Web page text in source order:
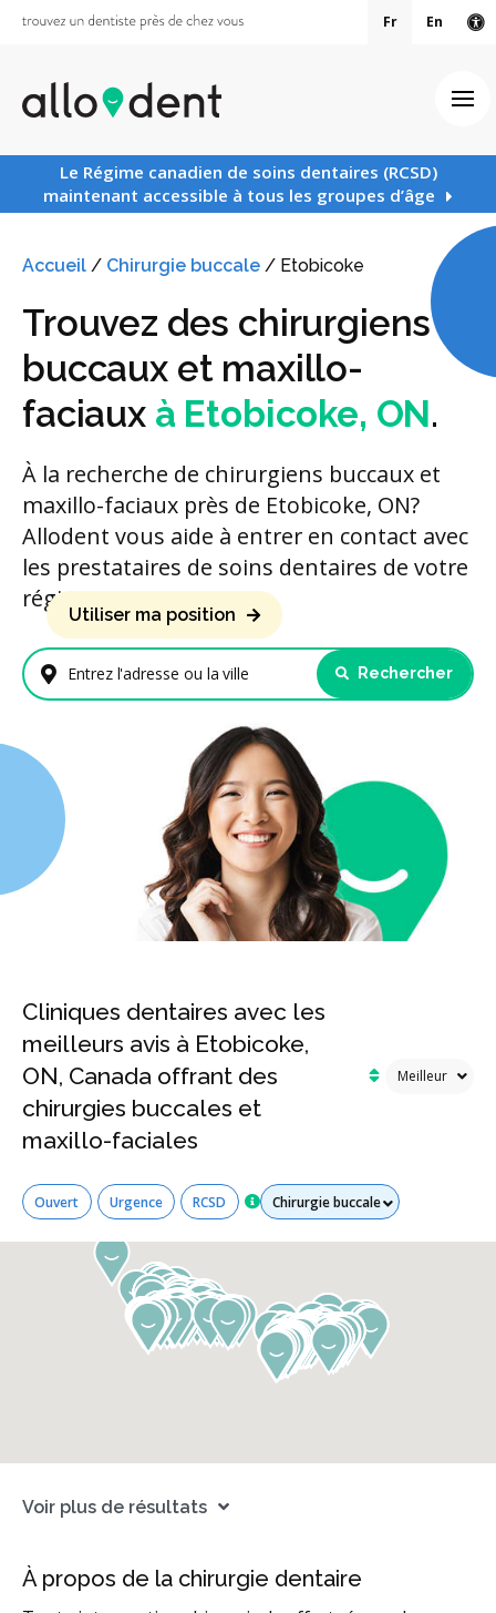
Fr En
Le Régime canadien de soins dentaires (RCSD)
maintenant accessible à tous les groupes d’âge
Accueil / Chirurgie buccale / Etobicoke
Trouvez des chirurgiens
buccaux et maxillo-
faciaux à Etobicoke, ON.
À la recherche de chirurgiens buccaux et
maxillo-faciaux près de Etobicoke, ON?
Allodent vous aide à entrer en contact avec
les prestataires de soins dentaires de votre
région.
Entrez l'adresse ou la ville
Utiliser ma position
Rechercher
Cliniques dentaires avec les
meilleurs avis à Etobicoke,
ON, Canada offrant des
chirurgies buccales et
maxillo-faciales
Ouvert Urgence RCSD Tous les services
Voir plus de résultats
À propos de la chirurgie dentaire